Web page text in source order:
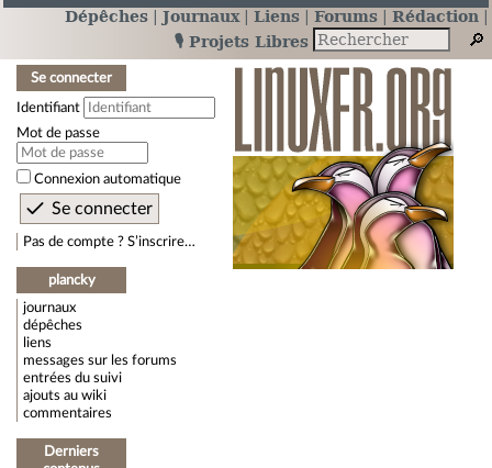
Dépêches Journaux Liens Forums
Rédaction
🎙️ Projets Libres
Se connecter
Identifiant
Mot de passe
Connexion automatique
Pas de compte ? S’inscrire…
plancky
journaux
dépêches
liens
messages sur les forums
entrées du suivi
ajouts au wiki
commentaires
Derniers